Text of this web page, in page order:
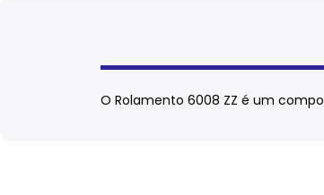
O Rolamento 6008 ZZ é um